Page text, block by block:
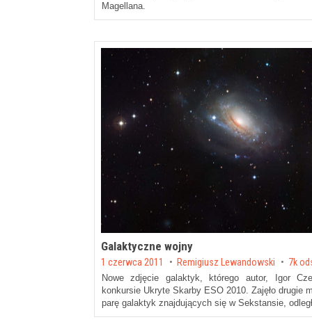
Magellana.
Galaktyczne wojny
Posted on
1 czerwca 2011 by Remigiusz Lewandowski 7k
Nowe zdjęcie galaktyk, którego autor, Igor
konkursie Ukryte Skarby ESO 2010. Zajęło drugie
parę galaktyk znajdujących się w Sekstansie,